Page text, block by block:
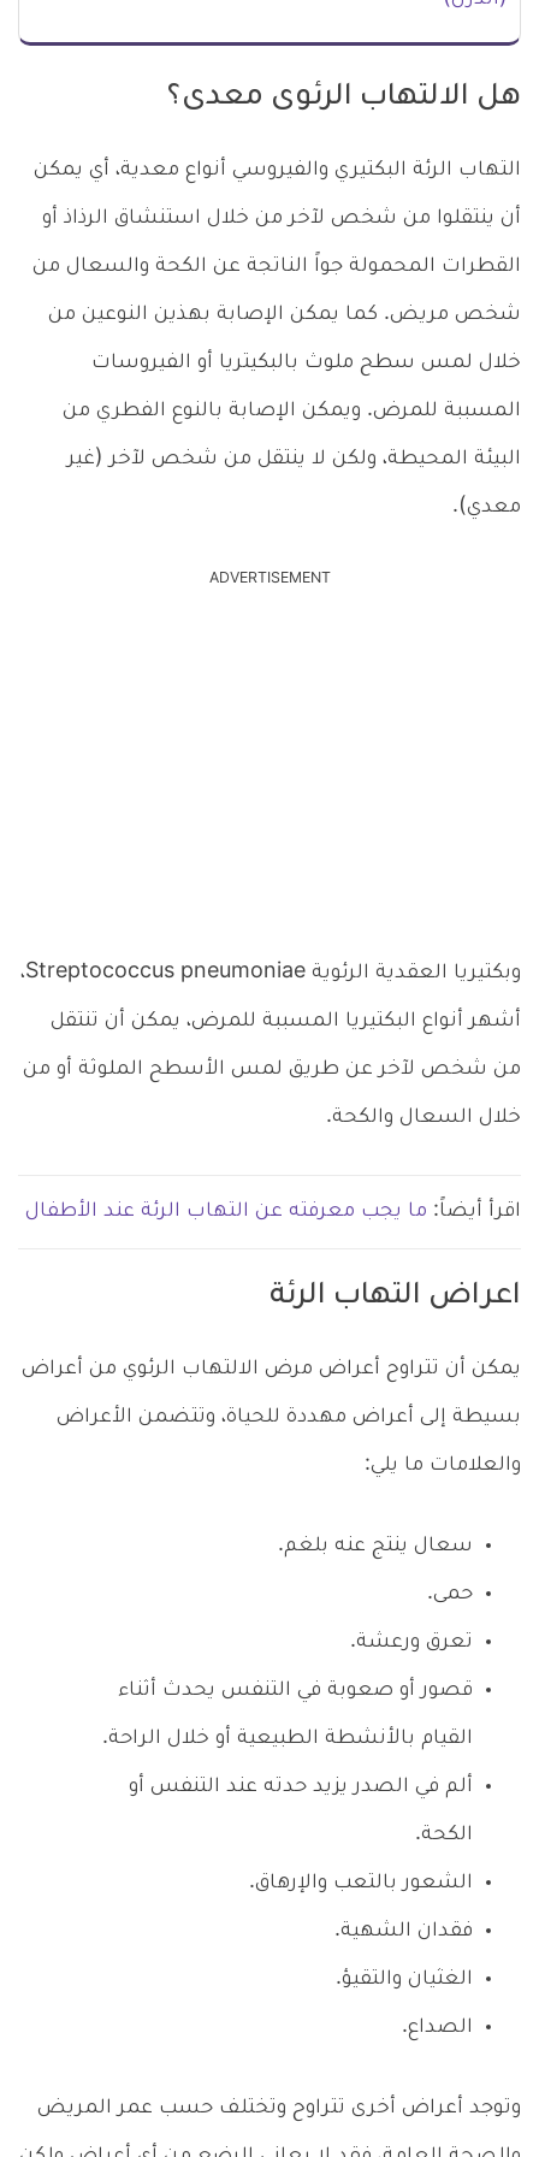
هل الالتهاب الرئوى معدى؟
التهاب الرئة البكتيري والفيروسي أنواع معدية، أي يمكن
أن ينتقلوا من شخص لآخر من خلال استنشاق الرذاذ أو
القطرات المحمولة جواً الناتجة عن الكحة والسعال من
شخص مريض. كما يمكن الإصابة بهذين النوعين من
خلال لمس سطح ملوث بالبكيتريا أو الفيروسات
المسببة للمرض. ويمكن الإصابة بالنوع الفطري من
البيئة المحيطة، ولكن لا ينتقل من شخص لآخر (غير
معدي).
ADVERTISEMENT
وبكتيريا العقدية الرئوية Streptococcus pneumoniae،
أشهر أنواع البكتيريا المسببة للمرض، يمكن أن تنتقل
من شخص لآخر عن طريق لمس الأسطح الملوثة أو من
خلال السعال والكحة.
اقرأ أيضاً: ما يجب معرفته عن التهاب الرئة عند الأطفال
اعراض التهاب الرئة
يمكن أن تتراوح أعراض مرض الالتهاب الرئوي من أعراض
بسيطة إلى أعراض مهددة للحياة، وتتضمن الأعراض
والعلامات ما يلي:
سعال ينتج عنه بلغم.
حمى.
تعرق ورعشة.
قصور أو صعوبة في التنفس يحدث أثناء
القيام بالأنشطة الطبيعية أو خلال الراحة.
ألم في الصدر يزيد حدته عند التنفس أو
الكحة.
الشعور بالتعب والإرهاق.
فقدان الشهية.
الغثيان والتقيؤ.
الصداع.
وتوجد أعراض أخرى تتراوح وتختلف حسب عمر المريض